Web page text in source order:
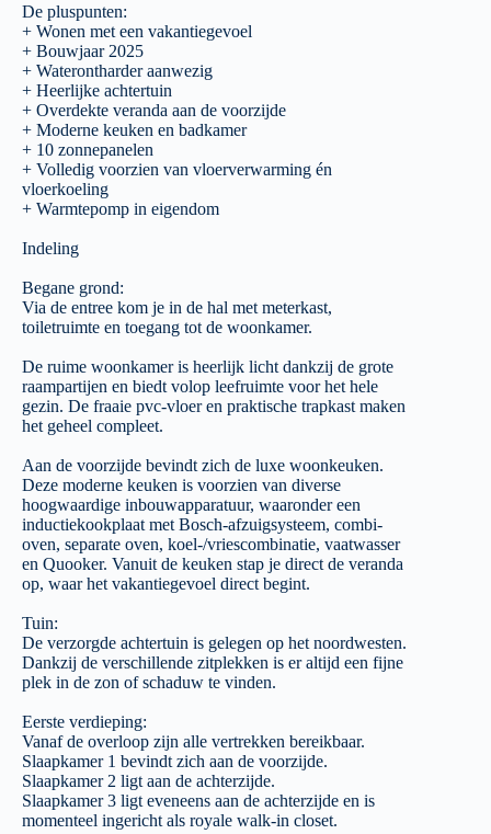
De pluspunten:
+ Wonen met een vakantiegevoel
+ Bouwjaar 2025
+ Waterontharder aanwezig
+ Heerlijke achtertuin
+ Overdekte veranda aan de voorzijde
+ Moderne keuken en badkamer
+ 10 zonnepanelen
+ Volledig voorzien van vloerverwarming én
vloerkoeling
+ Warmtepomp in eigendom
Indeling
Begane grond:
Via de entree kom je in de hal met meterkast,
toiletruimte en toegang tot de woonkamer.
De ruime woonkamer is heerlijk licht dankzij de grote
raampartijen en biedt volop leefruimte voor het hele
gezin. De fraaie pvc-vloer en praktische trapkast maken
het geheel compleet.
Aan de voorzijde bevindt zich de luxe woonkeuken.
Deze moderne keuken is voorzien van diverse
hoogwaardige inbouwapparatuur, waaronder een
inductiekookplaat met Bosch-afzuigsysteem, combi-
oven, separate oven, koel-/vriescombinatie, vaatwasser
en Quooker. Vanuit de keuken stap je direct de veranda
op, waar het vakantiegevoel direct begint.
Tuin:
De verzorgde achtertuin is gelegen op het noordwesten.
Dankzij de verschillende zitplekken is er altijd een fijne
plek in de zon of schaduw te vinden.
Eerste verdieping:
Vanaf de overloop zijn alle vertrekken bereikbaar.
Slaapkamer 1 bevindt zich aan de voorzijde.
Slaapkamer 2 ligt aan de achterzijde.
Slaapkamer 3 ligt eveneens aan de achterzijde en is
momenteel ingericht als royale walk-in closet.